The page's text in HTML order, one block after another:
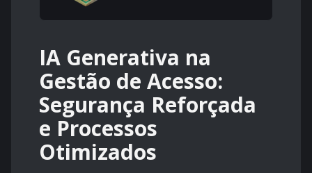
IA Generativa na
Gestão de Acesso:
Segurança Reforçada
e Processos
Otimizados